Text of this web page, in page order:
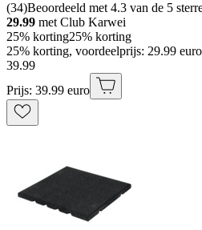
(34)Beoordeeld met 4.3 van de 5
29.99 met Club Karwei
25% korting25% korting
25% korting, voordeelprijs: 29.99
39.99
Prijs: 39.99 euro